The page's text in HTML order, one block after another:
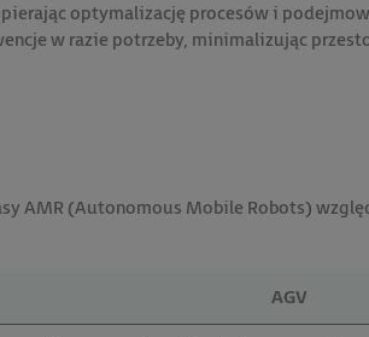
optymalizację procesów i
w razie potrzeby, minimalizując
AMR (Autonomous Mobile Robots)
AGV